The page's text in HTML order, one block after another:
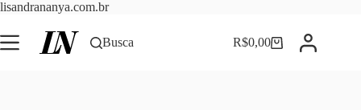
lisandrananya.com.brPular
o
conteúdo
Busca Carrinho
R$0,00